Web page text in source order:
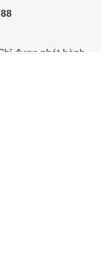
được phát hành